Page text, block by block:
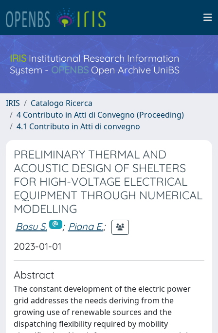
IRISInstitutional Research Information
System - OPENBS Open Archive UniBS
IRIS
Catalogo Ricerca
4 Contributo in Atti di Convegno (Proceeding)
4.1 Contributo in Atti di convegno
PRELIMINARY THERMAL AND
ACOUSTIC DESIGN OF SHELTERS
FOR HIGH-VOLTAGE ELECTRICAL
EQUIPMENT THROUGH NUMERICAL
MODELLING
Basu S. ; Piana E.;
2023-01-01
Abstract
The constant development of the electric power
grid addresses the needs deriving from the
growing use of renewable sources and the
dispatching flexibility required by mobility